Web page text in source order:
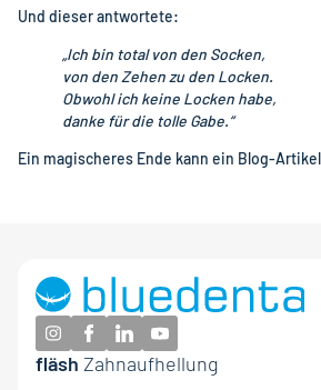
Und dieser antwortete:
„Ich bin total von den Socken,
von den Zehen zu den Locken.
Obwohl ich keine Locken habe,
danke für die tolle Gabe.“
Ein magischeres Ende kann ein Blog-
fläsh Zahnaufhellung